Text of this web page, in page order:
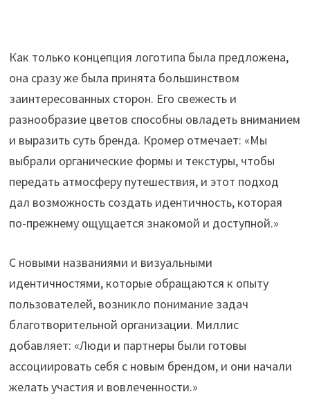
Как только концепция логотипа была предложена,
она сразу же была принята большинством
заинтересованных сторон. Его свежесть и
разнообразие цветов способны овладеть вниманием
и выразить суть бренда. Кромер отмечает: «Мы
выбрали органические формы и текстуры, чтобы
передать атмосферу путешествия, и этот подход
дал возможность создать идентичность, которая
по-прежнему ощущается знакомой и доступной.»
С новыми названиями и визуальными
идентичностями, которые обращаются к опыту
пользователей, возникло понимание задач
благотворительной организации. Миллис
добавляет: «Люди и партнеры были готовы
ассоциировать себя с новым брендом, и они начали
желать участия и вовлеченности.»